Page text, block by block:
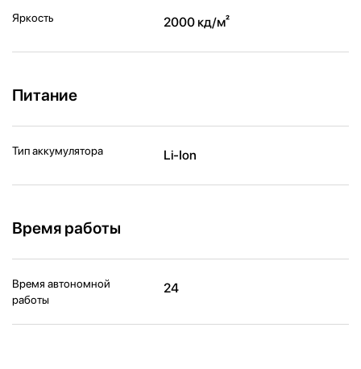
Яркость 2000 кд/ м²
Питание
Тип аккумулятора Li-Ion
Время работы
Время автономной
работы
24